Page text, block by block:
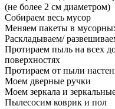
(не более 2 см диаметром)
Собираем весь мусор
Меняем пакеты в
Раскладываем/
Протираем пыль на всех
поверхностях
Протираем от пыли
Моем дверные ручки
Моем зеркала и
Пылесосим коврик и пол